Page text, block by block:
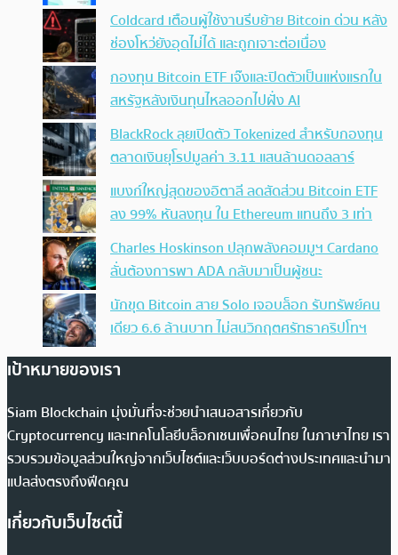
Coldcard เตือนผู้ใช้งานรีบย้าย Bitcoin ด่วน หลัง
ช่องโหว่ยังอุดไม่ได้ และถูกเจาะต่อเนื่อง
กองทุน Bitcoin ETF เจ๊งและปิดตัวเป็นแห่งแรกใน
สหรัฐหลังเงินทุนไหลออกไปฝั่ง AI
BlackRock ลุยเปิดตัว Tokenized สำหรับกองทุน
ตลาดเงินยุโรปมูลค่า 3.11 แสนล้านดอลลาร์
แบงก์ใหญ่สุดของอิตาลี ลดสัดส่วน Bitcoin ETF
ลง 99% หันลงทุน ใน Ethereum แทนถึง 3 เท่า
Charles Hoskinson ปลุกพลังคอมมูฯ Cardano
ลั่นต้องการพา ADA กลับมาเป็นผู้ชนะ
นักขุด Bitcoin สาย Solo เจอบล็อก รับทรัพย์คน
เดียว 6.6 ล้านบาท ไม่สนวิกฤตศรัทธาคริปโทฯ
เป้าหมายของเรา
Siam Blockchain มุ่งมั่นที่จะช่วยนำเสนอสารเกี่ยวกับ
Cryptocurrency และเทคโนโลยีบล็อกเชนเพื่อคนไทย ในภาษาไทย เรา
รวบรวมข้อมูลส่วนใหญ่จากเว็บไซต์และเว็บบอร์ดต่างประเทศและนำมา
แปลส่งตรงถึงฟีดคุณ
เกี่ยวกับเว็บไซต์นี้